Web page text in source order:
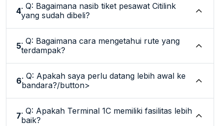
4. Q: Bagaimana nasib tiket pesawat Citilink
yang sudah dibeli?
5. Q: Bagaimana cara mengetahui rute yang
terdampak?
6. Q: Apakah saya perlu datang lebih awal ke
bandara?/button>
7. Q: Apakah Terminal 1C memiliki fasilitas lebih
baik?